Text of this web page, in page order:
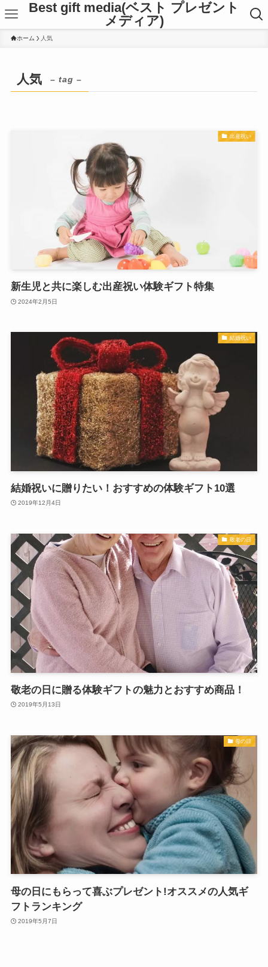
Best gift media(ベスト プレゼント
メディア)
ホーム 人気
人気 – tag –
出産祝い
新生児と共に楽しむ出産祝い体験ギフト特集
2024年2月5日
結婚祝い
結婚祝いに贈りたい！おすすめの体験ギフト10選
2019年12月4日
敬老の日
敬老の日に贈る体験ギフトの魅力とおすすめ商品！
2019年5月13日
母の日
母の日にもらって喜ぶプレゼント!オススメの人気ギ
フトランキング
2019年5月7日